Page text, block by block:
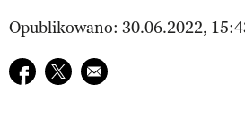
Opublikowano: 30.06.2022,
Udostępnij na facebook
Udostępnij na twitter
E-mail do przyjaciela